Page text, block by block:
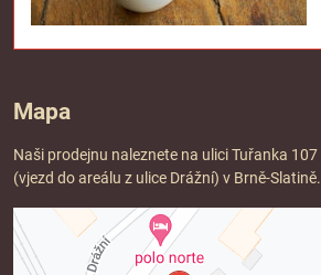
Mapa
Naši prodejnu naleznete na ulici Tuřanka 107
(vjezd do areálu z ulice Drážní) v Brně-Slatině.